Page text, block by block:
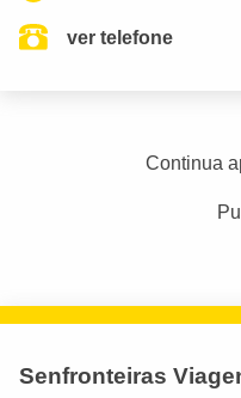
ver telefone
Continua
Senfronteiras